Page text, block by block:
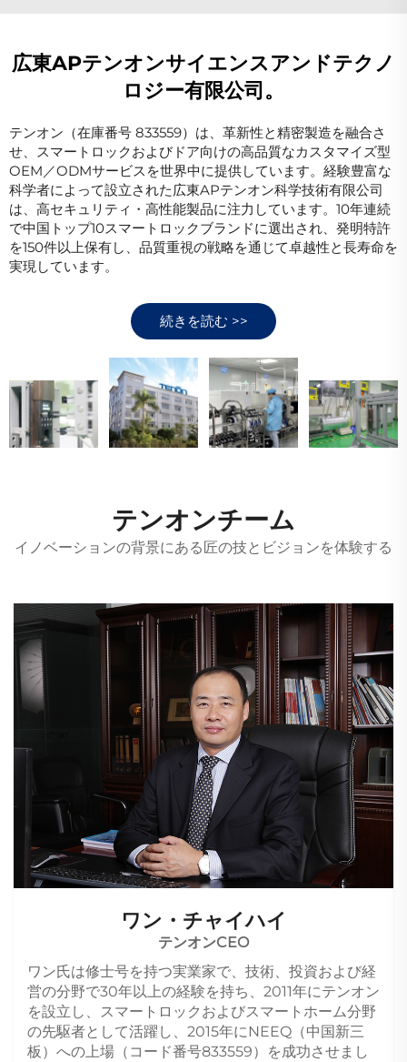
広東APテンオンサイエンスアンドテクノ
ロジー有限公司。
テンオン（在庫番号 833559）は、革新性と精密製造を融合さ
せ、スマートロックおよびドア向けの高品質なカスタマイズ型
OEM／ODMサービスを世界中に提供しています。経験豊富な
科学者によって設立された広東APテンオン科学技術有限公司
は、高セキュリティ・高性能製品に注力しています。10年連続
で中国トップ10スマートロックブランドに選出され、発明特許
を150件以上保有し、品質重視の戦略を通じて卓越性と長寿命を
実現しています。
続きを読む >>
テンオンチーム
イノベーションの背景にある匠の技とビジョンを体験する
ワン・チャイハイ
テンオンCEO
ワン氏は修士号を持つ実業家で、技術、投資および経
営の分野で30年以上の経験を持ち、2011年にテンオン
を設立し、スマートロックおよびスマートホーム分野
の先駆者として活躍し、2015年にNEEQ（中国新三
板）への上場（コード番号833559）を成功させまし